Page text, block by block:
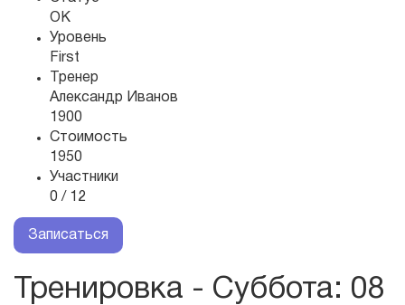
OK
Уровень
First
Тренер
Александр Иванов
1900
Стоимость
1950
Участники
0 / 12
Записаться
Тренировка - Суббота: 08